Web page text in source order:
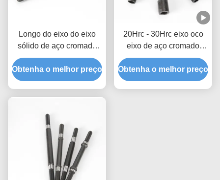
Longo do eixo do eixo
sólido de aço cromado
tratado termicamente
personalizado
Obtenha o melhor preço
20Hrc - 30Hrc eixo oco
eixo de aço cromado
maior diâmetro externo
personalizado
Obtenha o melhor preço